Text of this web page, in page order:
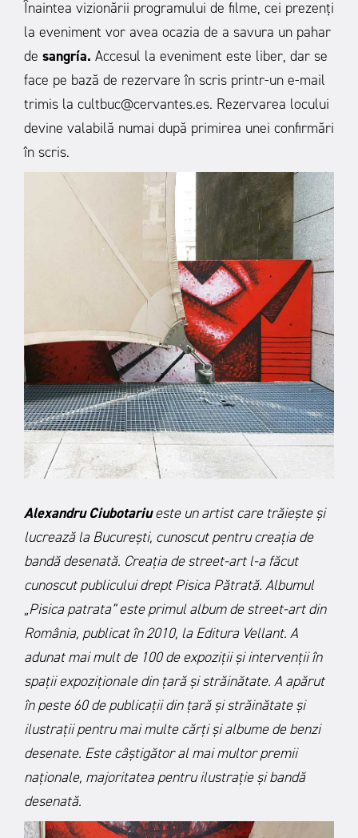
Înaintea vizionării programului de filme, cei prezenți
la eveniment vor avea ocazia de a savura un pahar
de sangría. Accesul la eveniment este liber, dar se
face pe bază de rezervare în scris printr-un e-mail
trimis la cultbuc@cervantes.es. Rezervarea locului
devine valabilă numai după primirea unei confirmări
în scris.
Alexandru Ciubotariueste un artist care trăiește și
lucrează la București, cunoscut pentru creația de
bandă desenată. Creația de street-art l-a făcut
cunoscut publicului drept Pisica Pătrată. Albumul
„Pisica patrata” este primul album de street-art din
România, publicat în 2010, la Editura Vellant. A
adunat mai mult de 100 de expoziții și intervenții în
spații expoziționale din țară și străinătate. A apărut
în peste 60 de publicații din țară și străinătate și
ilustrații pentru mai multe cărți și albume de benzi
desenate. Este câștigător al mai multor premii
naționale, majoritatea pentru ilustrație și bandă
desenată.